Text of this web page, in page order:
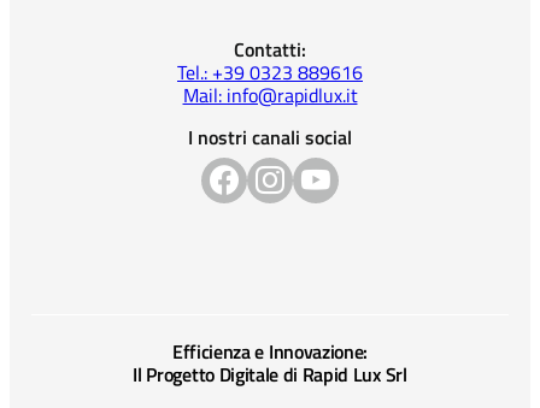
Contatti:
Tel.: +39 0323 889616
Mail: info@rapidlux.it
I nostri canali social
Efficienza e Innovazione:
Il Progetto Digitale di Rapid Lux Srl